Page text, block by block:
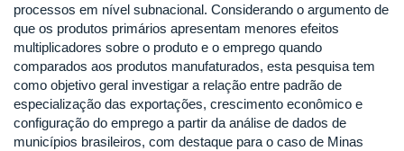
processos em nível subnacional. Considerando o argumento de
que os produtos primários apresentam menores efeitos
multiplicadores sobre o produto e o emprego quando
comparados aos produtos manufaturados, esta pesquisa tem
como objetivo geral investigar a relação entre padrão de
especialização das exportações, crescimento econômico e
configuração do emprego a partir da análise de dados de
municípios brasileiros, com destaque para o caso de Minas